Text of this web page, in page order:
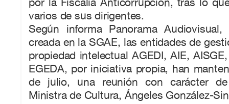
varios de sus dirigentes.
Según informa Panorama
creada en la SGAE, las entidades de
propiedad intelectual AGEDI, AIE,
EGEDA, por iniciativa propia, han
de julio, una reunión con carácter
Ministra de Cultura, Ángeles González-